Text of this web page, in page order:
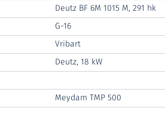
Deutz BF 6M 1015 M, 291 hk
G-16
Vribart
Deutz, 18 kW
Meydam TMP 500